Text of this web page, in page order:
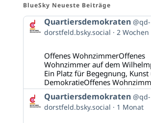
BlueSky Neueste Beiträge
Beitrag
von
Quartiersdemokraten
Bluesky
ansehen
Quartiersdemokraten @qd-
dorstfeld.bsky.social
2 Wochen
Offenes WohnzimmerOffenes
Wohnzimmer auf dem
Ein Platz für Begegnung, Kunst
DemokratieOffenes
Beitrag
von
Quartiersdemokraten
Quartiersdemokraten @qd-
dorstfeld.bsky.social
1 Monat